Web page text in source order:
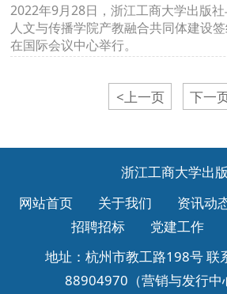
2022年9月28日，浙江工商大学出版社
人文与传播学院产教融合共同体建设
在国际会议中心举行。
<上一页 下一
浙江工商大学出
网站首页
关于我们 资讯动
招聘招标
党建工作
地址：杭州市教工路198号 联
88904970（营销与发行中